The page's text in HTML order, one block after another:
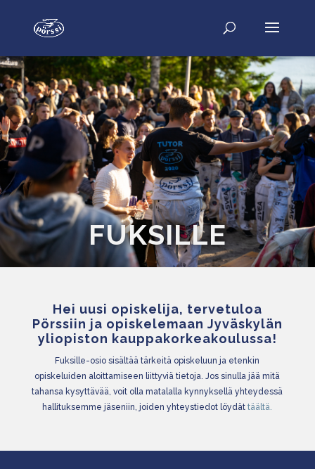
FUKSILLE
Hei uusi opiskelija, tervetuloa
Pörssiin ja opiskelemaan Jyväskylän
yliopiston kauppakorkeakoulussa!
Fuksille-osio sisältää tärkeitä opiskeluun ja etenkin
opiskeluiden aloittamiseen liittyviä tietoja. Jos sinulla jää mitä
tahansa kysyttävää, voit olla matalalla kynnyksellä yhteydessä
hallituksemme jäseniin, joiden yhteystiedot löydättäältä.